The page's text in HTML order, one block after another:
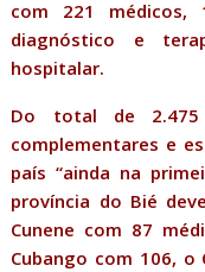
com 221 médicos,
diagnóstico e
hospitalar.
Do total de 2.475
complementares e
país “ainda na
província do Bié
Cunene com 87
Cubango com 106, o